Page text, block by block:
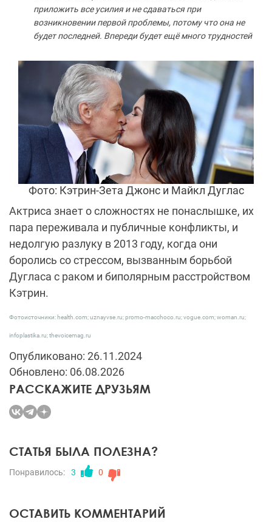
приложить все усилия и не сдаваться при
возникновении первой проблемы, потому что она не
будет последней. Впереди будет ещё много трудностей
Фото: Кэтрин-Зета Джонс и Майкл Дуглас
Актриса знает о сложностях не понаслышке, их
пара переживала и публичные конфликты, и
недолгую разлуку в 2013 году, когда они
боролись со стрессом, вызванным борьбой
Дугласа с раком и биполярным расстройством
Кэтрин.
Фотоисточники: health.com; uznayvse.ru; promo-macchoco.ru; vogue.com; woman.ru;
infoplastika.ru; thevoicemag.ru
Опубликовано: 26.11.2024
Обновлено: 06.08.2026
РАССКАЖИТЕ ДРУЗЬЯМ
СТАТЬЯ БЫЛА ПОЛЕЗНА?
Понравилось: 3 0
ОСТАВИТЬ КОММЕНТАРИЙ